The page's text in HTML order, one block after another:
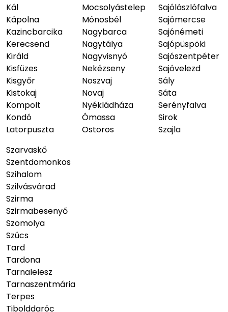
Kál
Kápolna
Kazincbarcika
Kerecsend
Királd
Kisfüzes
Kisgyőr
Kistokaj
Kompolt
Kondó
Latorpuszta
Mocsolyástelep
Mónosbél
Nagybarca
Nagytálya
Nagyvisnyó
Nekézseny
Noszvaj
Novaj
Nyékládháza
Ómassa
Ostoros
Sajólászlófalva
Sajómercse
Sajónémeti
Sajópüspöki
Sajószentpéter
Sajóvelezd
Sály
Sáta
Serényfalva
Sirok
Szajla
Szarvaskő
Szentdomonkos
Szihalom
Szilvásvárad
Szirma
Szirmabesenyő
Szomolya
Szúcs
Tard
Tardona
Tarnalelesz
Tarnaszentmária
Terpes
Tibolddaróc